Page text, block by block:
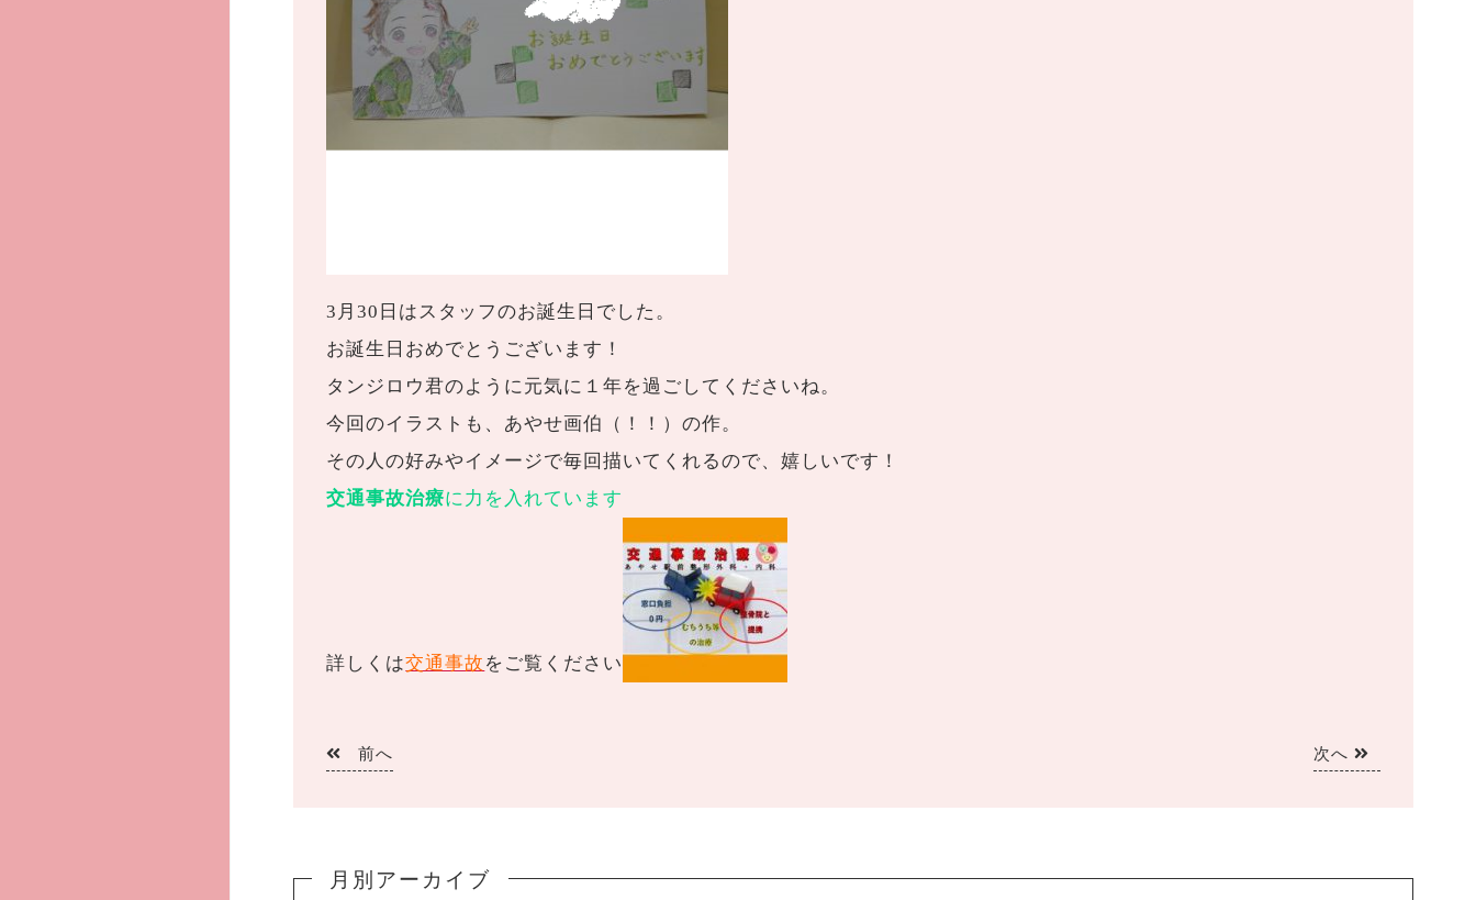
3月30日はスタッフのお誕生日でした。
お誕生日おめでとうございます！
タンジロウ君のように元気に１年を過ごしてくださいね。
今回のイラストも、あやせ画伯（！！）の作。
その人の好みやイメージで毎回描いてくれるので、嬉しいです！
交通事故治療に力を入れています
詳しくは交通事故 をご覧ください
前へ 次へ
月別アーカイブ